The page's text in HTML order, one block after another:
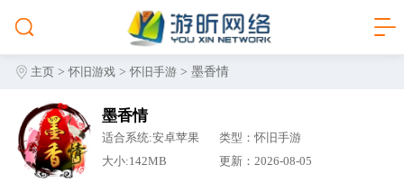
主页 >怀旧游戏 >怀旧手游 > 墨香情
墨香情
适合系统:安卓苹果
类型：怀旧手游
大小:142MB
更新：2026-08-05